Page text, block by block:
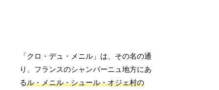
「クロ・デュ・メニル」は、その名の通
り、フランスのシャンパーニュ地方にあ
るル・メニル・シュール・オジェ村の